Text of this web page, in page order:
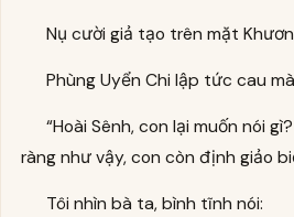
Nụ cười giả tạo trên mặt
Phùng Uyển Chi lập tức cau
“Hoài Sênh, con lại muốn nói
ràng như vậy, con còn định giảo
Tôi nhìn bà ta, bình tĩnh nói: